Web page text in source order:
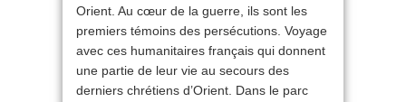
un
service
nécessaire
Orient. Au cœur de la guerre, ils sont les
premiers témoins des persécutions. Voyage
avec ces humanitaires français qui donnent
une partie de leur vie au secours des
derniers chrétiens d’Orient. Dans le parc